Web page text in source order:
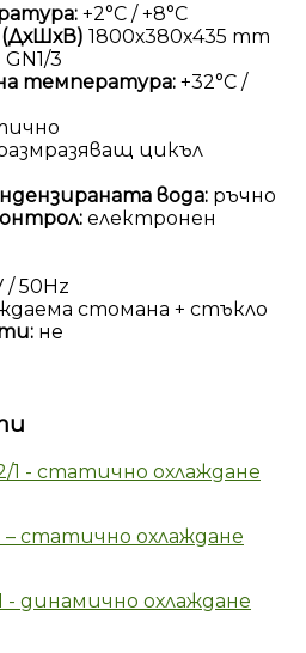
+2°С / +8°С
1800х380х435 mm
3
температура: +32°С /
цикъл
вода: ръчно
електронен
/ 50Hz
стомана + стъкло
не
– статично охлаждане